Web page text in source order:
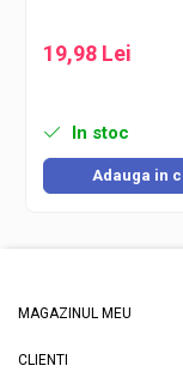
19,98 Lei
In stoc
Adauga in
MAGAZINUL MEU
CLIENTI